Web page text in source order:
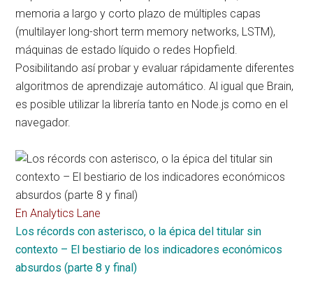
memoria a largo y corto plazo de múltiples capas
(multilayer long-short term memory networks, LSTM),
máquinas de estado líquido o redes Hopfield.
Posibilitando así probar y evaluar rápidamente diferentes
algoritmos de aprendizaje automático. Al igual que Brain,
es posible utilizar la librería tanto en Node.js como en el
navegador.
En Analytics Lane
Los récords con asterisco, o la épica del titular sin
contexto – El bestiario de los indicadores económicos
absurdos (parte 8 y final)